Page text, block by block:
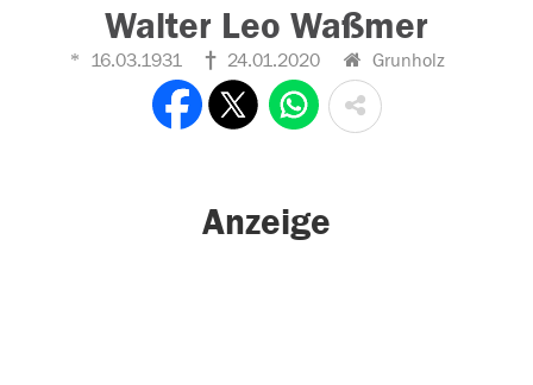
Walter Leo Waßmer
16.03.1931 24.01.2020 Grunholz
Anzeige